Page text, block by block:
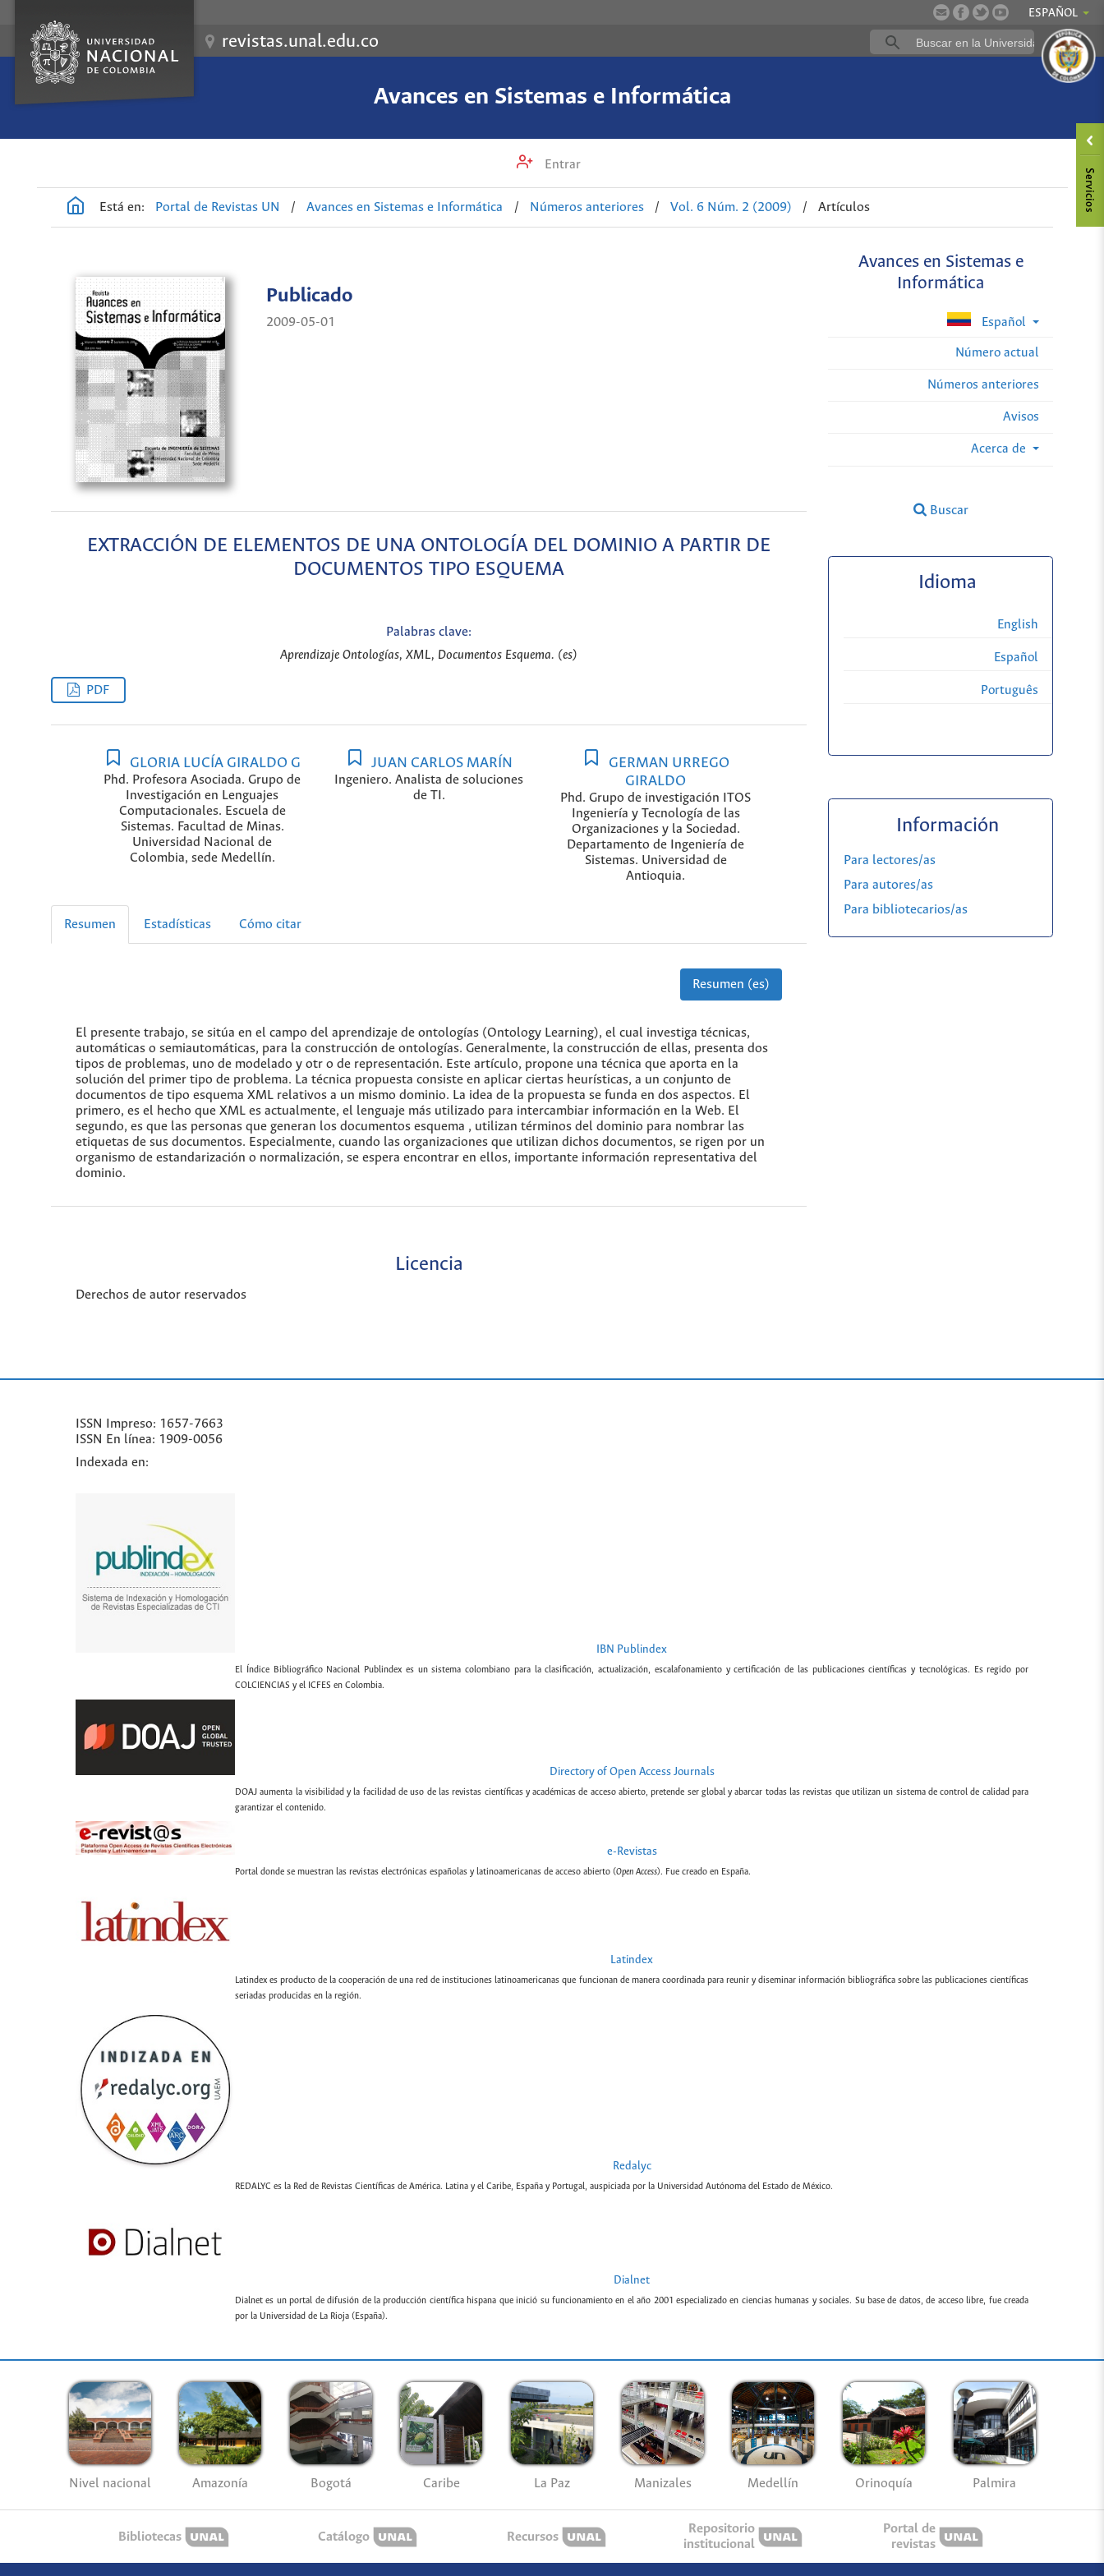
ESPAÑOL
revistas.unal.edu.co
Avances en Sistemas e Informática
Entrar
Está en: Portal de Revistas UN / Avances en Sistemas e Informática / Números anteriores / Vol. 6 Núm. 2 (2009) / Artículos
Avances en Sistemas e
Informática
Español
Número actual
Números anteriores
Avisos
Acerca de
Buscar
Publicado
2009-05-01
EXTRACCIÓN DE ELEMENTOS DE UNA ONTOLOGÍA DEL DOMINIO A PARTIR DE
DOCUMENTOS TIPO ESQUEMA
Palabras clave:
Aprendizaje Ontologías, XML, Documentos Esquema. (es)
PDF
GLORIA LUCÍA GIRALDO G
Phd. Profesora Asociada. Grupo de
Investigación en Lenguajes
Computacionales. Escuela de
Sistemas. Facultad de Minas.
Universidad Nacional de
Colombia, sede Medellín.
JUAN CARLOS MARÍN
Ingeniero. Analista de soluciones
de TI.
GERMAN URREGO
GIRALDO
Phd. Grupo de investigación ITOS
Ingeniería y Tecnología de las
Organizaciones y la Sociedad.
Departamento de Ingeniería de
Sistemas. Universidad de
Antioquia.
Resumen Estadísticas Cómo citar
Resumen (es)
El presente trabajo, se sitúa en el campo del aprendizaje de ontologías (Ontology Learning), el cual investiga técnicas,
automáticas o semiautomáticas, para la construcción de ontologías. Generalmente, la construcción de ellas, presenta dos
tipos de problemas, uno de modelado y otr o de representación. Este artículo, propone una técnica que aporta en la
solución del primer tipo de problema. La técnica propuesta consiste en aplicar ciertas heurísticas, a un conjunto de
documentos de tipo esquema XML relativos a un mismo dominio. La idea de la propuesta se funda en dos aspectos. El
primero, es el hecho que XML es actualmente, el lenguaje más utilizado para intercambiar información en la Web. El
segundo, es que las personas que generan los documentos esquema , utilizan términos del dominio para nombrar las
etiquetas de sus documentos. Especialmente, cuando las organizaciones que utilizan dichos documentos, se rigen por un
organismo de estandarización o normalización, se espera encontrar en ellos, importante información representativa del
dominio.
Licencia
Derechos de autor reservados
Idioma
English
Español
Português
Información
Para lectores/as
Para autores/as
Para bibliotecarios/as
ISSN Impreso: 1657-7663
ISSN En línea: 1909-0056
Indexada en:
IBN Publindex
El Índice Bibliográfico Nacional Publindex es un sistema colombiano para la clasificación, actualización, escalafonamiento y certificación de las publicaciones científicas y tecnológicas. Es regido por
COLCIENCIAS y el ICFES en Colombia.
Directory of Open Access Journals
DOAJ aumenta la visibilidad y la facilidad de uso de las revistas científicas y académicas de acceso abierto, pretende ser global y abarcar todas las revistas que utilizan un sistema de control de calidad para
garantizar el contenido.
e-Revistas
Portal donde se muestran las revistas electrónicas españolas y latinoamericanas de acceso abierto (Open Access). Fue creado en España.
Latindex
Latindex es producto de la cooperación de una red de instituciones latinoamericanas que funcionan de manera coordinada para reunir y diseminar información bibliográfica sobre las publicaciones científicas
seriadas producidas en la región.
Redalyc
REDALYC es la Red de Revistas Científicas de América. Latina y el Caribe, España y Portugal, auspiciada por la Universidad Autónoma del Estado de México.
Dialnet
Dialnet es un portal de difusión de la producción científica hispana que inició su funcionamiento en el año 2001 especializado en ciencias humanas y sociales. Su base de datos, de acceso libre, fue creada
por la Universidad de La Rioja (España).
Nivel nacional Amazonía Bogotá Caribe La Paz Manizales Medellín Orinoquía Palmira
Bibliotecas Catálogo Recursos
Repositorio
institucional
Portal de
revistas